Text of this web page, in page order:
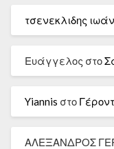
τσενεκλιδης
Ευάγγελος στο
Yiannis στο
ΑΛΕΞΑΝΔΡΟΣ